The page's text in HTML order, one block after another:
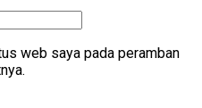
web saya pada peramban